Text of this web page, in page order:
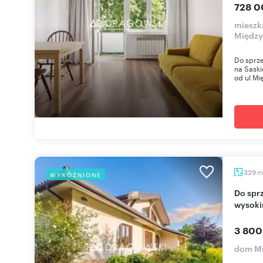
728
Do
na
od ul
WYRÓŻNIONE 329 m
Do sprzedania przestronny dom 329 m² z
3
dom